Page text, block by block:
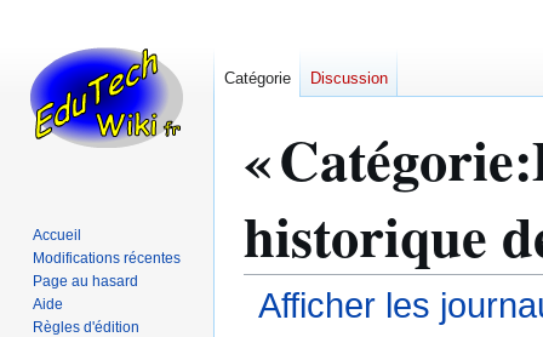
«
historique
Afficher les
Catégorie Discussion
Accueil
Modifications récentes
Page au hasard
Aide
Règles d'édition